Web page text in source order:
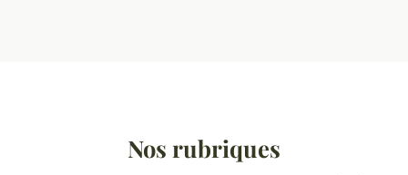
Nos rubriques